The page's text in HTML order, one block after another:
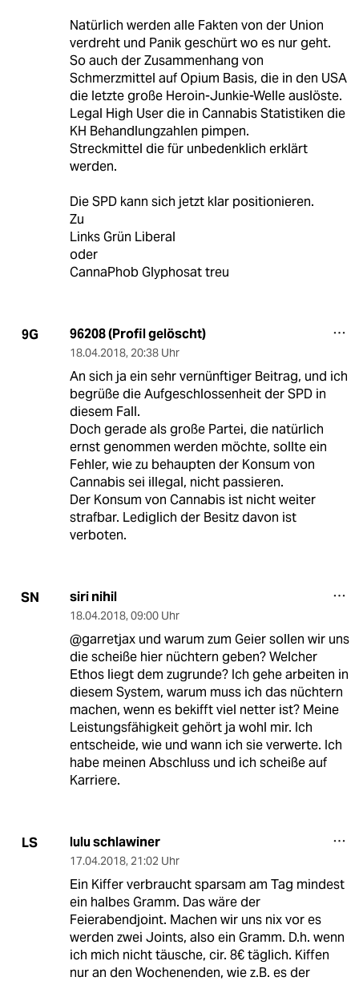
Natürlich werden alle Fakten von der Union
verdreht und Panik geschürt wo es nur geht.
So auch der Zusammenhang von
Schmerzmittel auf Opium Basis, die in den USA
die letzte große Heroin-Junkie-Welle auslöste.
Legal High User die in Cannabis Statistiken die
KH Behandlungzahlen pimpen.
Streckmittel die für unbedenklich erklärt
werden.
Die SPD kann sich jetzt klar positionieren.
Zu
Links Grün Liberal
oder
CannaPhob Glyphosat treu
9G 96208 (Profil gelöscht)
18.04.2018, 20:38 Uhr
An sich ja ein sehr vernünftiger Beitrag, und ich
begrüße die Aufgeschlossenheit der SPD in
diesem Fall.
Doch gerade als große Partei, die natürlich
ernst genommen werden möchte, sollte ein
Fehler, wie zu behaupten der Konsum von
Cannabis sei illegal, nicht passieren.
Der Konsum von Cannabis ist nicht weiter
strafbar. Lediglich der Besitz davon ist
verboten.
SN siri nihil
18.04.2018, 09:00 Uhr
@garretjax und warum zum Geier sollen wir uns
die scheiße hier nüchtern geben? Welcher
Ethos liegt dem zugrunde? Ich gehe arbeiten in
diesem System, warum muss ich das nüchtern
machen, wenn es bekifft viel netter ist? Meine
Leistungsfähigkeit gehört ja wohl mir. Ich
entscheide, wie und wann ich sie verwerte. Ich
habe meinen Abschluss und ich scheiße auf
Karriere.
LS lulu schlawiner
17.04.2018, 21:02 Uhr
Ein Kiffer verbraucht sparsam am Tag mindest
ein halbes Gramm. Das wäre der
Feierabendjoint. Machen wir uns nix vor es
werden zwei Joints, also ein Gramm. D.h. wenn
ich mich nicht täusche, cir. 8€ täglich. Kiffen
nur an den Wochenenden, wie z.B. es der